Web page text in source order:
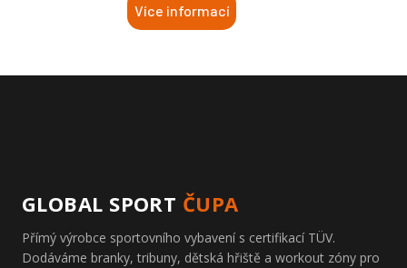
Více informací
GLOBAL SPORT ČUPA
Přímý výrobce sportovního vybavení s certifikací TÜV.
Dodáváme branky, tribuny, dětská hřiště a workout zóny pro